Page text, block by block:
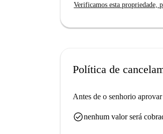
Verificamos esta propriedade,
Política de
Antes de o senhorio aprovar
check_circlenenhum valor será